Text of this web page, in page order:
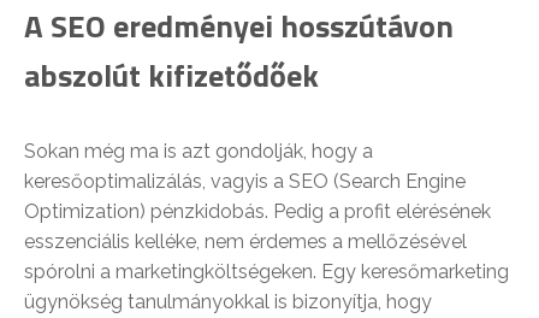
A SEO eredményei hosszútávon
abszolút kifizetődőek
Sokan még ma is azt gondolják, hogy a
keresőoptimalizálás, vagyis a SEO (Search Engine
Optimization) pénzkidobás. Pedig a profit elérésének
esszenciális kelléke, nem érdemes a mellőzésével
spórolni a marketingköltségeken. Egy keresőmarketing
ügynökség tanulmányokkal is bizonyítja, hogy